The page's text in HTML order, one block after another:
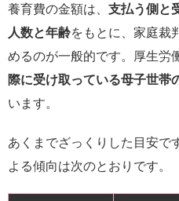
養育費の金額は、 支払う側と
人数と年齢をもとに、家庭裁
めるのが一般的です。厚生労
際に受け取っている母子世帯
います。
あくまでざっくりした目安で
よる傾向は次のとおりです。